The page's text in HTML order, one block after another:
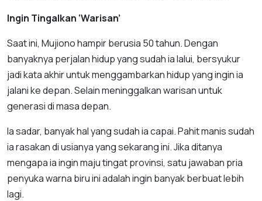
Ingin Tingalkan ‘Warisan’
Saat ini, Mujiono hampir berusia 50 tahun. Dengan
banyaknya perjalan hidup yang sudah ia lalui, bersyukur
jadi kata akhir untuk menggambarkan hidup yang ingin ia
jalani ke depan. Selain meninggalkan warisan untuk
generasi di masa depan.
Ia sadar, banyak hal yang sudah ia capai. Pahit manis sudah
ia rasakan di usianya yang sekarang ini. Jika ditanya
mengapa ia ingin maju tingat provinsi, satu jawaban pria
penyuka warna biru ini adalah ingin banyak berbuat lebih
lagi.